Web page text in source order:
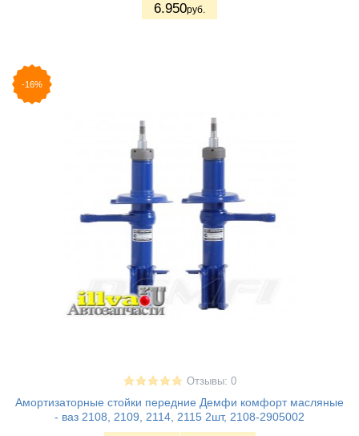
6.950руб.
-16%
Отзывы: 0
Амортизаторные стойки передние Демфи комфорт масляные
- ваз 2108, 2109, 2114, 2115 2шт, 2108-2905002